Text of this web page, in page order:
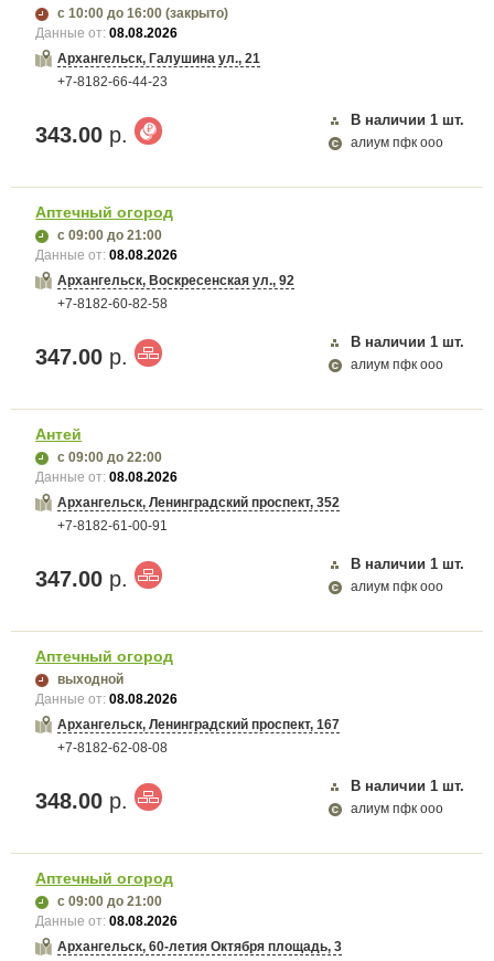
с 10:00 до 16:00 (закрыто)
Данные от:08.08.2026
Архангельск, Галушина ул., 21
+7-8182-66-44-23
343.00 р.
В наличии 1 шт.
алиум пфк ооо
Аптечный огород
с 09:00 до 21:00
Данные от:08.08.2026
Архангельск, Воскресенская ул., 92
+7-8182-60-82-58
347.00 р.
В наличии 1 шт.
алиум пфк ооо
Антей
с 09:00 до 22:00
Данные от:08.08.2026
Архангельск, Ленинградский проспект, 352
+7-8182-61-00-91
347.00 р.
В наличии 1 шт.
алиум пфк ооо
Аптечный огород
выходной
Данные от:08.08.2026
Архангельск, Ленинградский проспект, 167
+7-8182-62-08-08
348.00 р.
В наличии 1 шт.
алиум пфк ооо
Аптечный огород
с 09:00 до 21:00
Данные от:08.08.2026
Архангельск, 60-летия Октября площадь, 3